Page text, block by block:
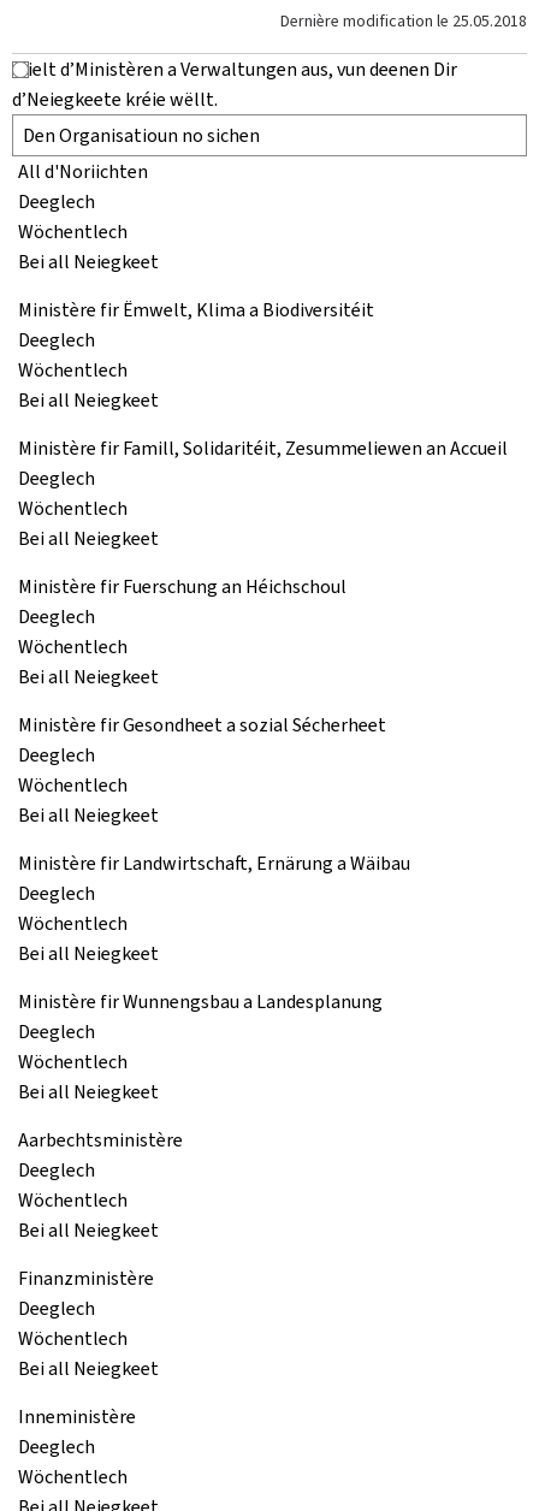
Dernière modification le 25.05.2018
Wielt d’Ministèren a Verwaltungen aus, vun deenen Dir
d’Neiegkeete kréie wëllt.
All d'Noriichten
Deeglech
Wöchentlech
Bei all Neiegkeet
Ministère fir Ëmwelt, Klima a Biodiversitéit
Deeglech
Wöchentlech
Bei all Neiegkeet
Ministère fir Famill, Solidaritéit, Zesummeliewen an Accueil
Deeglech
Wöchentlech
Bei all Neiegkeet
Ministère fir Fuerschung an Héichschoul
Deeglech
Wöchentlech
Bei all Neiegkeet
Ministère fir Gesondheet a sozial Sécherheet
Deeglech
Wöchentlech
Bei all Neiegkeet
Ministère fir Landwirtschaft, Ernärung a Wäibau
Deeglech
Wöchentlech
Bei all Neiegkeet
Ministère fir Wunnengsbau a Landesplanung
Deeglech
Wöchentlech
Bei all Neiegkeet
Aarbechtsministère
Deeglech
Wöchentlech
Bei all Neiegkeet
Finanzministère
Deeglech
Wöchentlech
Bei all Neiegkeet
Inneministère
Deeglech
Wöchentlech